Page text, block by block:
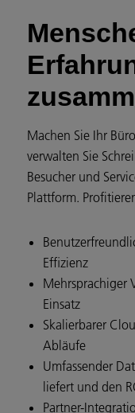
Machen Sie Ihr
verwalten Sie
Besucher und
Plattform.
Effizienz
Mehrsprachiger
Einsatz
Skalierbarer
Abläufe
Umfassender
liefert und den
Partner-